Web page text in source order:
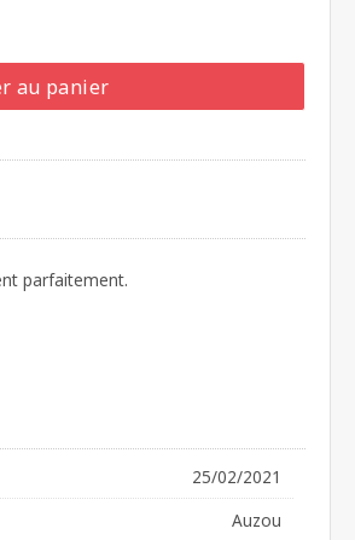
au panier
parfaitement.
25/02/2021
Auzou